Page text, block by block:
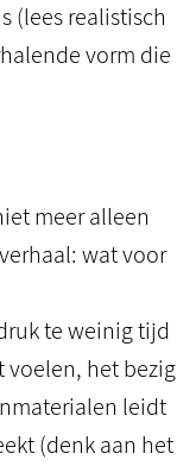
(lees realistisch
vorm die
meer alleen
wat voor
te weinig tijd
het bezig
leidt
(denk aan het